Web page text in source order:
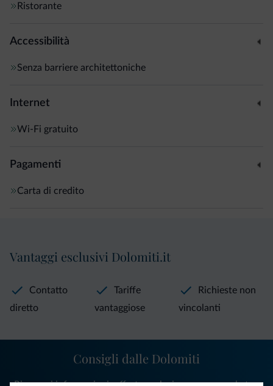
Ristorante
Accessibilità
Senza barriere architettoniche
Internet
Wi-Fi gratuito
Pagamenti
Carta di credito
Vantaggi esclusivi Dolomiti.it
Contatto
diretto
Tariffe
vantaggiose
Richieste non
vincolanti
Consigli dalle Dolomiti